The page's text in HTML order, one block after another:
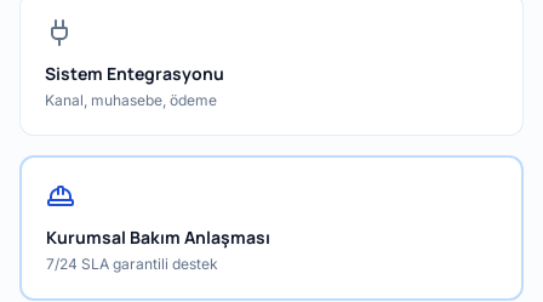
Sistem Entegrasyonu
Kanal, muhasebe, ödeme
Kurumsal Bakım Anlaşması
7/24 SLA garantili destek